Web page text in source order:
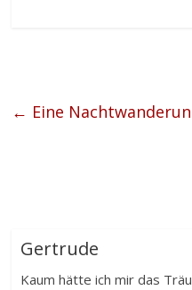
← Eine
Gertrude
Kaum hätte ich mir das